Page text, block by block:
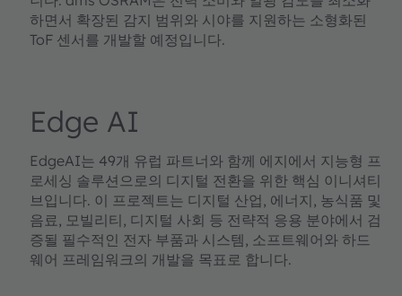
하면서 확장된 감지 범위와 시야를 지원하는 소형화된
ToF 센서를 개발할 예정입니다.
Edge AI
EdgeAI는 49개 유럽 파트너와 함께 에지에서 지능형 프
로세싱 솔루션으로의 디지털 전환을 위한 핵심 이니셔티
브입니다. 이 프로젝트는 디지털 산업, 에너지, 농식품 및
음료, 모빌리티, 디지털 사회 등 전략적 응용 분야에서 검
증될 필수적인 전자 부품과 시스템, 소프트웨어와 하드
웨어 프레임워크의 개발을 목표로 합니다.